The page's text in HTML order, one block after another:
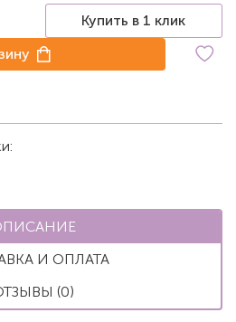
Купить в 1 клик
И ОПЛАТА
(0)